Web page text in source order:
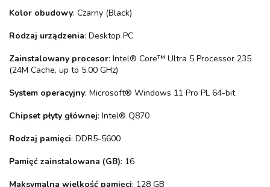
Kolor obudowy: Czarny (Black)
Rodzaj urządzenia: Desktop PC
Zainstalowany procesor: Intel® Core™ Ultra 5 Processor 235
(24M Cache, up to 5.00 GHz)
System operacyjny: Microsoft® Windows 11 Pro PL 64-bit
Chipset płyty głównej: Intel® Q870
Rodzaj pamięci: DDR5-5600
Pamięć zainstalowana (GB): 16
Maksymalna wielkość pamięci: 128 GB